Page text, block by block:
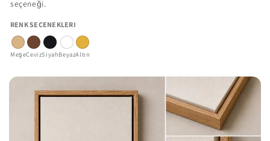
seçeneği.
RENK SEÇENEKLERI
MeşeCevizSiyahBeyazAltın